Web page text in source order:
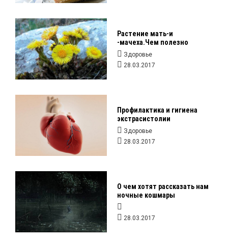
Растение мать-и
-мачеха.Чем полезно
Здоровье
28.03.2017
Профилактика и гигиена
экстрасистолии
Здоровье
28.03.2017
О чем хотят рассказать нам
ночные кошмары
28.03.2017